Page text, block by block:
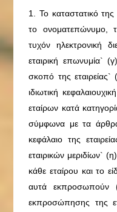
1. Το καταστατικό της
το ονοματεπώνυμο,
τυχόν ηλεκτρονική
εταιρική επωνυμία`
σκοπό της εταιρείας`
ιδιωτική
εταίρων κατά
σύμφωνα με τα
κεφάλαιο της
εταιρικών μεριδίων`
κάθε εταίρου και το
αυτά εκπροσωπούν
εκπροσώπησης της